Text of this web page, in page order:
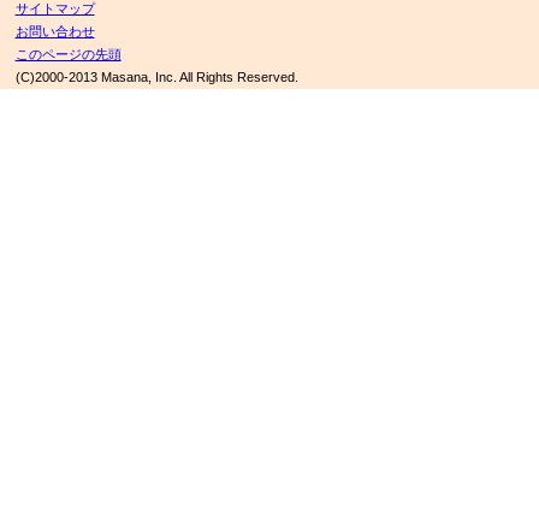
サイトマップ
お問い合わせ
このページの先頭
(C)2000-2013 Masana, Inc. All Rights Reserved.